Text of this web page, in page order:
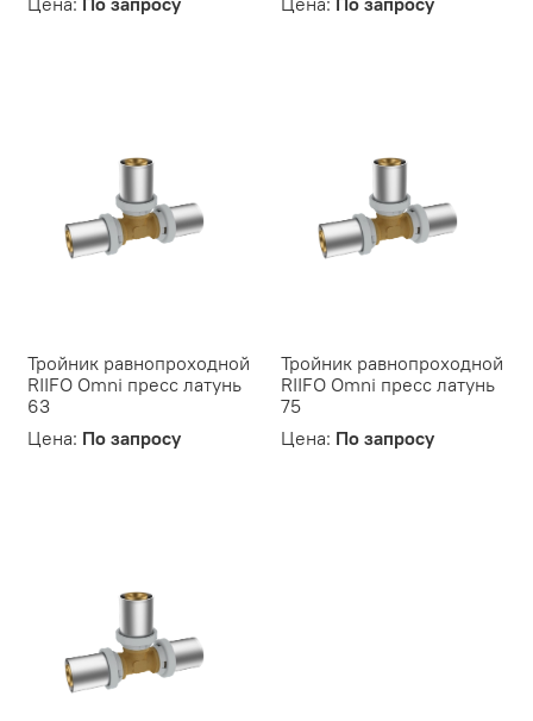
Тройник равнопроходной
RIIFO Omni пресс латунь
63
Цена: По запросу
Тройник равнопроходной
RIIFO Omni пресс латунь
75
Цена: По запросу